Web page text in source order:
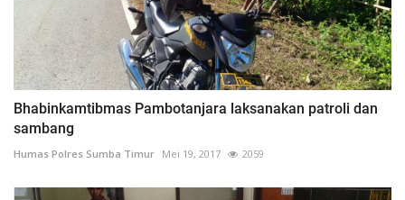
Bhabinkamtibmas Pambotanjara laksanakan patroli dan
sambang
Humas Polres Sumba Timur Mei 19, 2017 2059